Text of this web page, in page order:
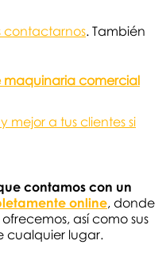
contactarnos. También
maquinaria comercial
mejor a tus clientes si
contamos con un
online, donde
así como sus
cualquier lugar.